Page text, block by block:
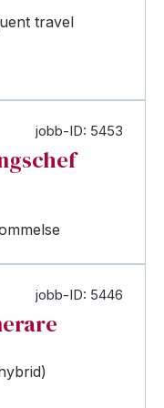
travel
jobb-ID: 5453
jobb-ID: 5446